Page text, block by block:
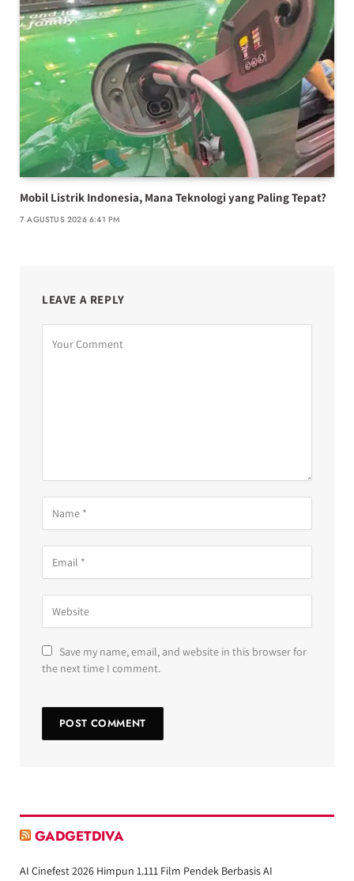
Mobil Listrik Indonesia, Mana Teknologi yang Paling Tepat?
7 AGUSTUS 2026 6:41 PM
LEAVE A REPLY
Save my name, email, and website in this browser for
the next time I comment.
GADGETDIVA
AI Cinefest 2026 Himpun 1.111 Film Pendek Berbasis AI